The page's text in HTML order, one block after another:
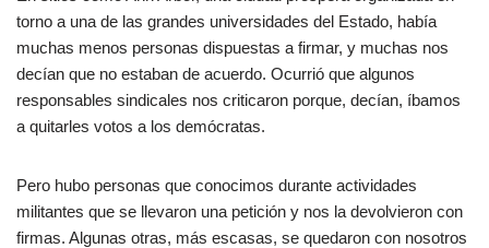
torno a una de las grandes universidades del Estado, había
muchas menos personas dispuestas a firmar, y muchas nos
decían que no estaban de acuerdo. Ocurrió que algunos
responsables sindicales nos criticaron porque, decían, íbamos
a quitarles votos a los demócratas.
Pero hubo personas que conocimos durante actividades
militantes que se llevaron una petición y nos la devolvieron con
firmas. Algunas otras, más escasas, se quedaron con nosotros